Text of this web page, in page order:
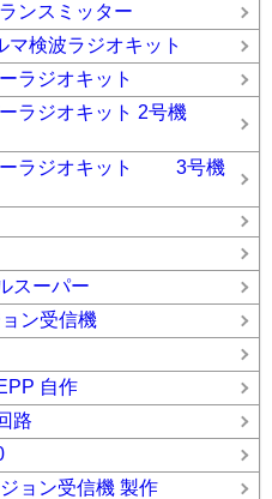
ンスミッター
検波ラジオキット
ラジオキット
ラジオキット 2号機
ーラジオキット 3号機
スーパー
ン受信機
自作
路
ョン受信機 製作